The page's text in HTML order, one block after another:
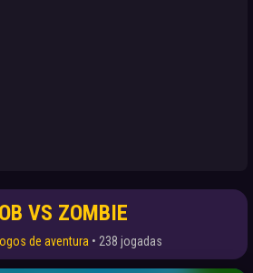
VS ZOMBIE
de aventura • 238 jogadas